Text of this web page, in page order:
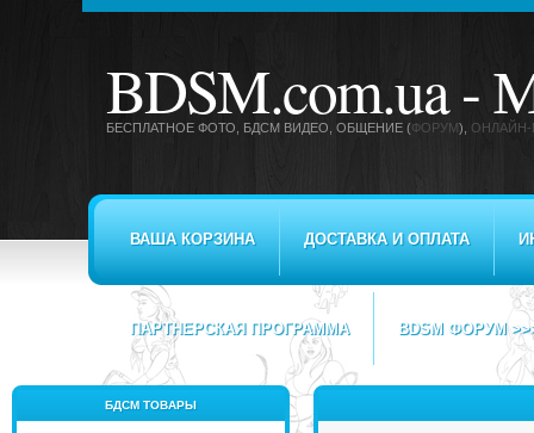
BDSM.com.ua -
БЕСПЛАТНОЕ ФОТО, БДСМ ВИДЕО , ОБЩЕНИЕ (ФОРУМ), ОНЛАЙН-
ВАША КОРЗИНА ДОСТАВКА И ОПЛАТА
ПАРТНЕРСКАЯ ПРОГРАММА BDSM ФОРУМ
БДСМ ТОВАРЫ